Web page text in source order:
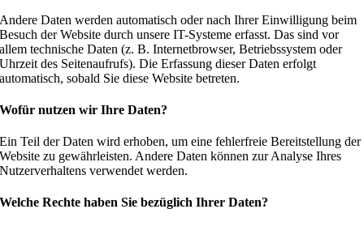
Andere Daten werden automatisch oder nach Ihrer Einwilligung beim
Besuch der Website durch unsere IT-Systeme erfasst. Das sind vor
allem technische Daten (z. B. Internetbrowser, Betriebssystem oder
Uhrzeit des Seitenaufrufs). Die Erfassung dieser Daten erfolgt
automatisch, sobald Sie diese Website betreten.
Wofür nutzen wir Ihre Daten?
Ein Teil der Daten wird erhoben, um eine fehlerfreie Bereitstellung der
Website zu gewährleisten. Andere Daten können zur Analyse Ihres
Nutzerverhaltens verwendet werden.
Welche Rechte haben Sie bezüglich Ihrer Daten?